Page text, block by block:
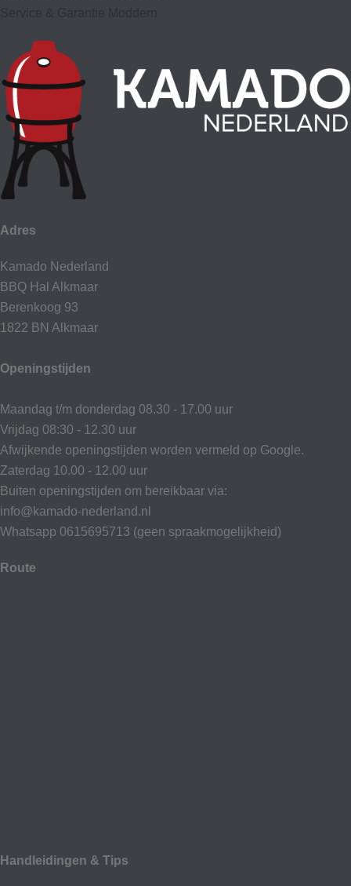
Service & Garantie Moddern
Adres
Kamado Nederland
BBQ Hal Alkmaar
Berenkoog 93
1822 BN Alkmaar
Openingstijden
Maandag t/m donderdag 08.30 - 17.00 uur
Vrijdag 08:30 - 12.30 uur
Afwijkende openingstijden worden vermeld op Google.
Zaterdag 10.00 - 12.00 uur
Buiten openingstijden om bereikbaar via:
info@kamado-nederland.nl
Whatsapp 0615695713 (geen spraakmogelijkheid)
Route
Handleidingen & Tips